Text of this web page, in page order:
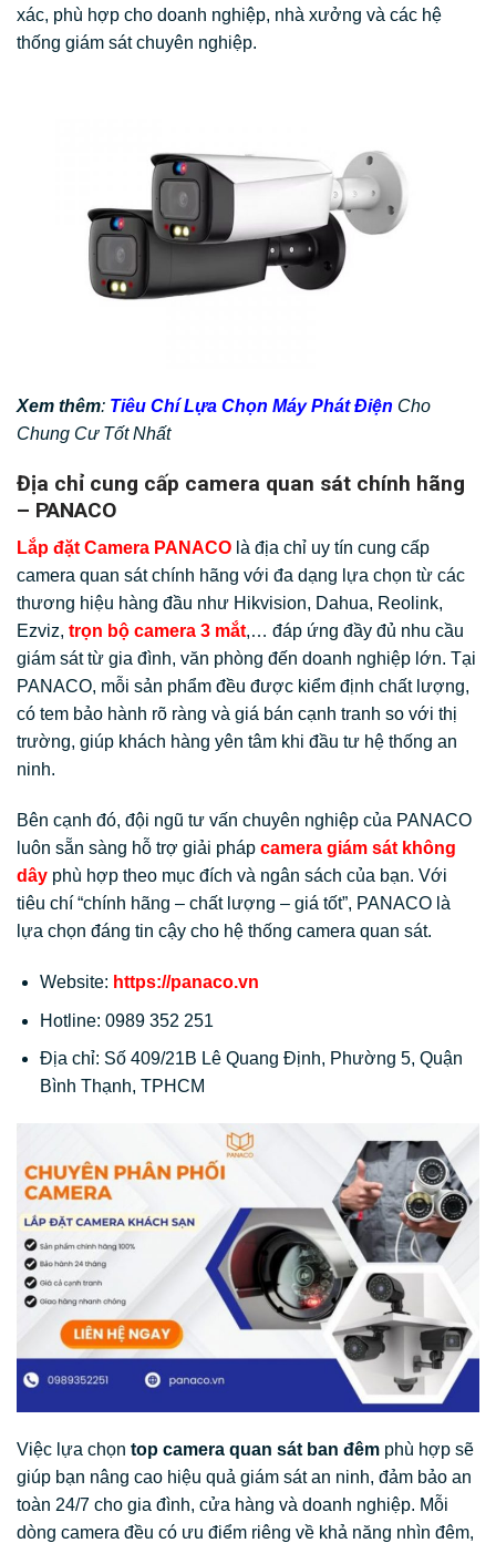
xác, phù hợp cho doanh nghiệp, nhà xưởng và các hệ
thống giám sát chuyên nghiệp.
Xem thêm: Tiêu Chí Lựa Chọn Máy Phát Điện Cho
Chung Cư Tốt Nhất
Địa chỉ cung cấp camera quan sát chính hãng
– PANACO
Lắp đặt Camera PANACO là địa chỉ uy tín cung cấp
camera quan sát chính hãng với đa dạng lựa chọn từ các
thương hiệu hàng đầu như Hikvision, Dahua, Reolink,
Ezviz, trọn bộ camera 3 mắt,… đáp ứng đầy đủ nhu cầu
giám sát từ gia đình, văn phòng đến doanh nghiệp lớn. Tại
PANACO, mỗi sản phẩm đều được kiểm định chất lượng,
có tem bảo hành rõ ràng và giá bán cạnh tranh so với thị
trường, giúp khách hàng yên tâm khi đầu tư hệ thống an
ninh.
Bên cạnh đó, đội ngũ tư vấn chuyên nghiệp của PANACO
luôn sẵn sàng hỗ trợ giải pháp camera giám sát không
dây phù hợp theo mục đích và ngân sách của bạn. Với
tiêu chí “chính hãng – chất lượng – giá tốt”, PANACO là
lựa chọn đáng tin cậy cho hệ thống camera quan sát.
Website: https://panaco.vn
Hotline: 0989 352 251
Địa chỉ: Số 409/21B Lê Quang Định, Phường 5, Quận
Bình Thạnh, TPHCM
Việc lựa chọn top camera quan sát ban đêm phù hợp sẽ
giúp bạn nâng cao hiệu quả giám sát an ninh, đảm bảo an
toàn 24/7 cho gia đình, cửa hàng và doanh nghiệp. Mỗi
dòng camera đều có ưu điểm riêng về khả năng nhìn đêm,